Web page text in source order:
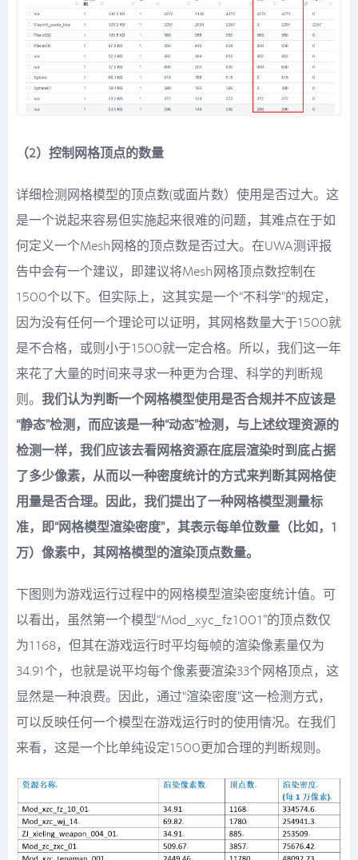
（2）控制网格顶点的数量
详细检测网格模型的顶点数(或面片数）使用是否过大。这
是一个说起来容易但实施起来很难的问题，其难点在于如
何定义一个Mesh网格的顶点数是否过大。在UWA测评报
告中会有一个建议，即建议将Mesh网格顶点数控制在
1500个以下。但实际上，这其实是一个“不科学”的规定，
因为没有任何一个理论可以证明，其网格数量大于1500就
是不合格，或则小于1500就一定合格。所以，我们这一年
来花了大量的时间来寻求一种更为合理、科学的判断规
则。 我们认为判断一个网格模型使用是否合规并不应该是
“静态”检测，而应该是一种“动态”检测，与上述纹理资源的
检测一样，我们应该去看网格资源在底层渲染时到底占据
了多少像素，从而以一种密度统计的方式来判断其网格使
用量是否合理。因此，我们提出了一种网格模型测量标
准，即“网格模型渲染密度”，其表示每单位数量（比如，1
万）像素中，其网格模型的渲染顶点数量。
下图则为游戏运行过程中的网格模型渲染密度统计值。可
以看出，虽然第一个模型“Mod_xyc_fz1001”的顶点数仅
为1168，但其在游戏运行时平均每帧的渲染像素量仅为
34.91个，也就是说平均每个像素要渲染33个网格顶点，这
显然是一种浪费。因此，通过“渲染密度”这一检测方式，
可以反映任何一个模型在游戏运行时的使用情况。在我们
来看，这是一个比单纯设定1500更加合理的判断规则。